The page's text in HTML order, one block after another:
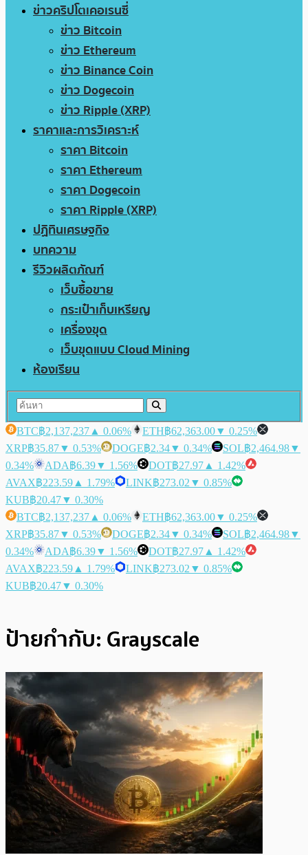
ข่าวคริปโตเคอเรนซี่
ข่าว Bitcoin
ข่าว Ethereum
ข่าว Binance Coin
ข่าว Dogecoin
ข่าว Ripple (XRP)
ราคาและการวิเคราะห์
ราคา Bitcoin
ราคา Ethereum
ราคา Dogecoin
ราคา Ripple (XRP)
ปฏิทินเศรษฐกิจ
บทความ
รีวิวผลิตภัณฑ์
เว็บซื้อขาย
กระเป๋าเก็บเหรียญ
เครื่องขุด
เว็บขุดแบบ Cloud Mining
ห้องเรียน
BTC฿2,137,237 ▲ 0.06% ETH฿62,363.00▼ 0.25%
XRP฿35.87▼ 0.53% DOGE฿2.34▼ 0.34% SOL฿2,464.98▼
0.34%
ADA฿6.39▼ 1.56% DOT฿27.97 ▲ 1.42%
AVAX฿223.59 ▲ 1.79% LINK฿273.02 ▼ 0.85%
KUB฿20.47▼ 0.30%
BTC฿2,137,237 ▲ 0.06% ETH฿62,363.00▼ 0.25%
XRP฿35.87▼ 0.53% DOGE฿2.34▼ 0.34% SOL฿2,464.98▼
0.34%
ADA฿6.39▼ 1.56% DOT฿27.97 ▲ 1.42%
AVAX฿223.59 ▲ 1.79% LINK฿273.02 ▼ 0.85%
KUB฿20.47▼ 0.30%
ป้ายกำกับ: Grayscale